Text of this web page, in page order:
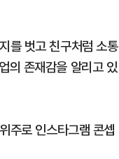
를 벗고 친구처럼 소통
의 존재감을 알리고 있
주로 인스타그램 콘셉